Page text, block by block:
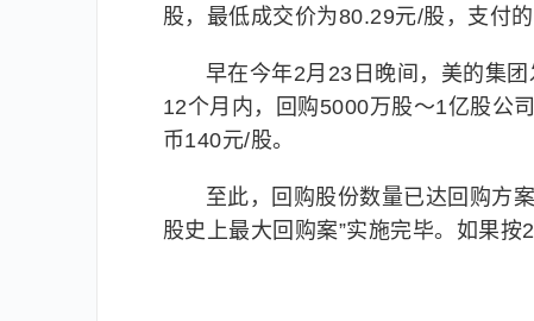
股，最低成交价为80.29元/股，支付
早在今年2月23日晚间，美的集
12个月内，回购5000万股～1亿股公
币140元/股。
至此，回购股份数量已达回购方
股史上最大回购案”实施完毕。如果